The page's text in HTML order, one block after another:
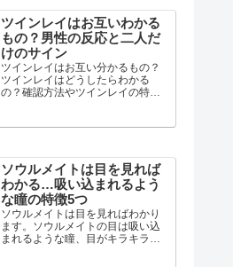
きます！
ツインレイはお互いわかる
もの？男性の反応と二人だ
けのサイン
ツインレイはお互い分かるもの？
ツインレイはどうしたらわかる
の？確認方法やツインレイの特
か、ツインレイ男性の反応につい
ソウルメイトは目を見れば
わかる…吸い込まれるよう
な瞳の特徴5つ
ソウルメイトは目を見ればわかり
ます。ソウルメイトの目は吸い込
まれるような瞳、目がキラキラと